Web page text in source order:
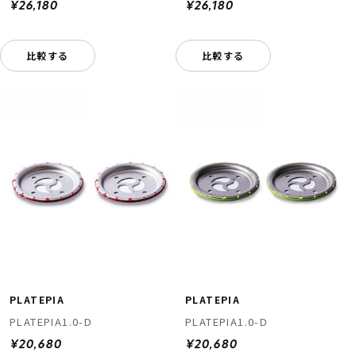
¥26,180
比較する
¥26,180
比較する
PLATEPIA
PLATEPIA1.0-D
¥20,680
PLATEPIA
PLATEPIA1.0-D
¥20,680